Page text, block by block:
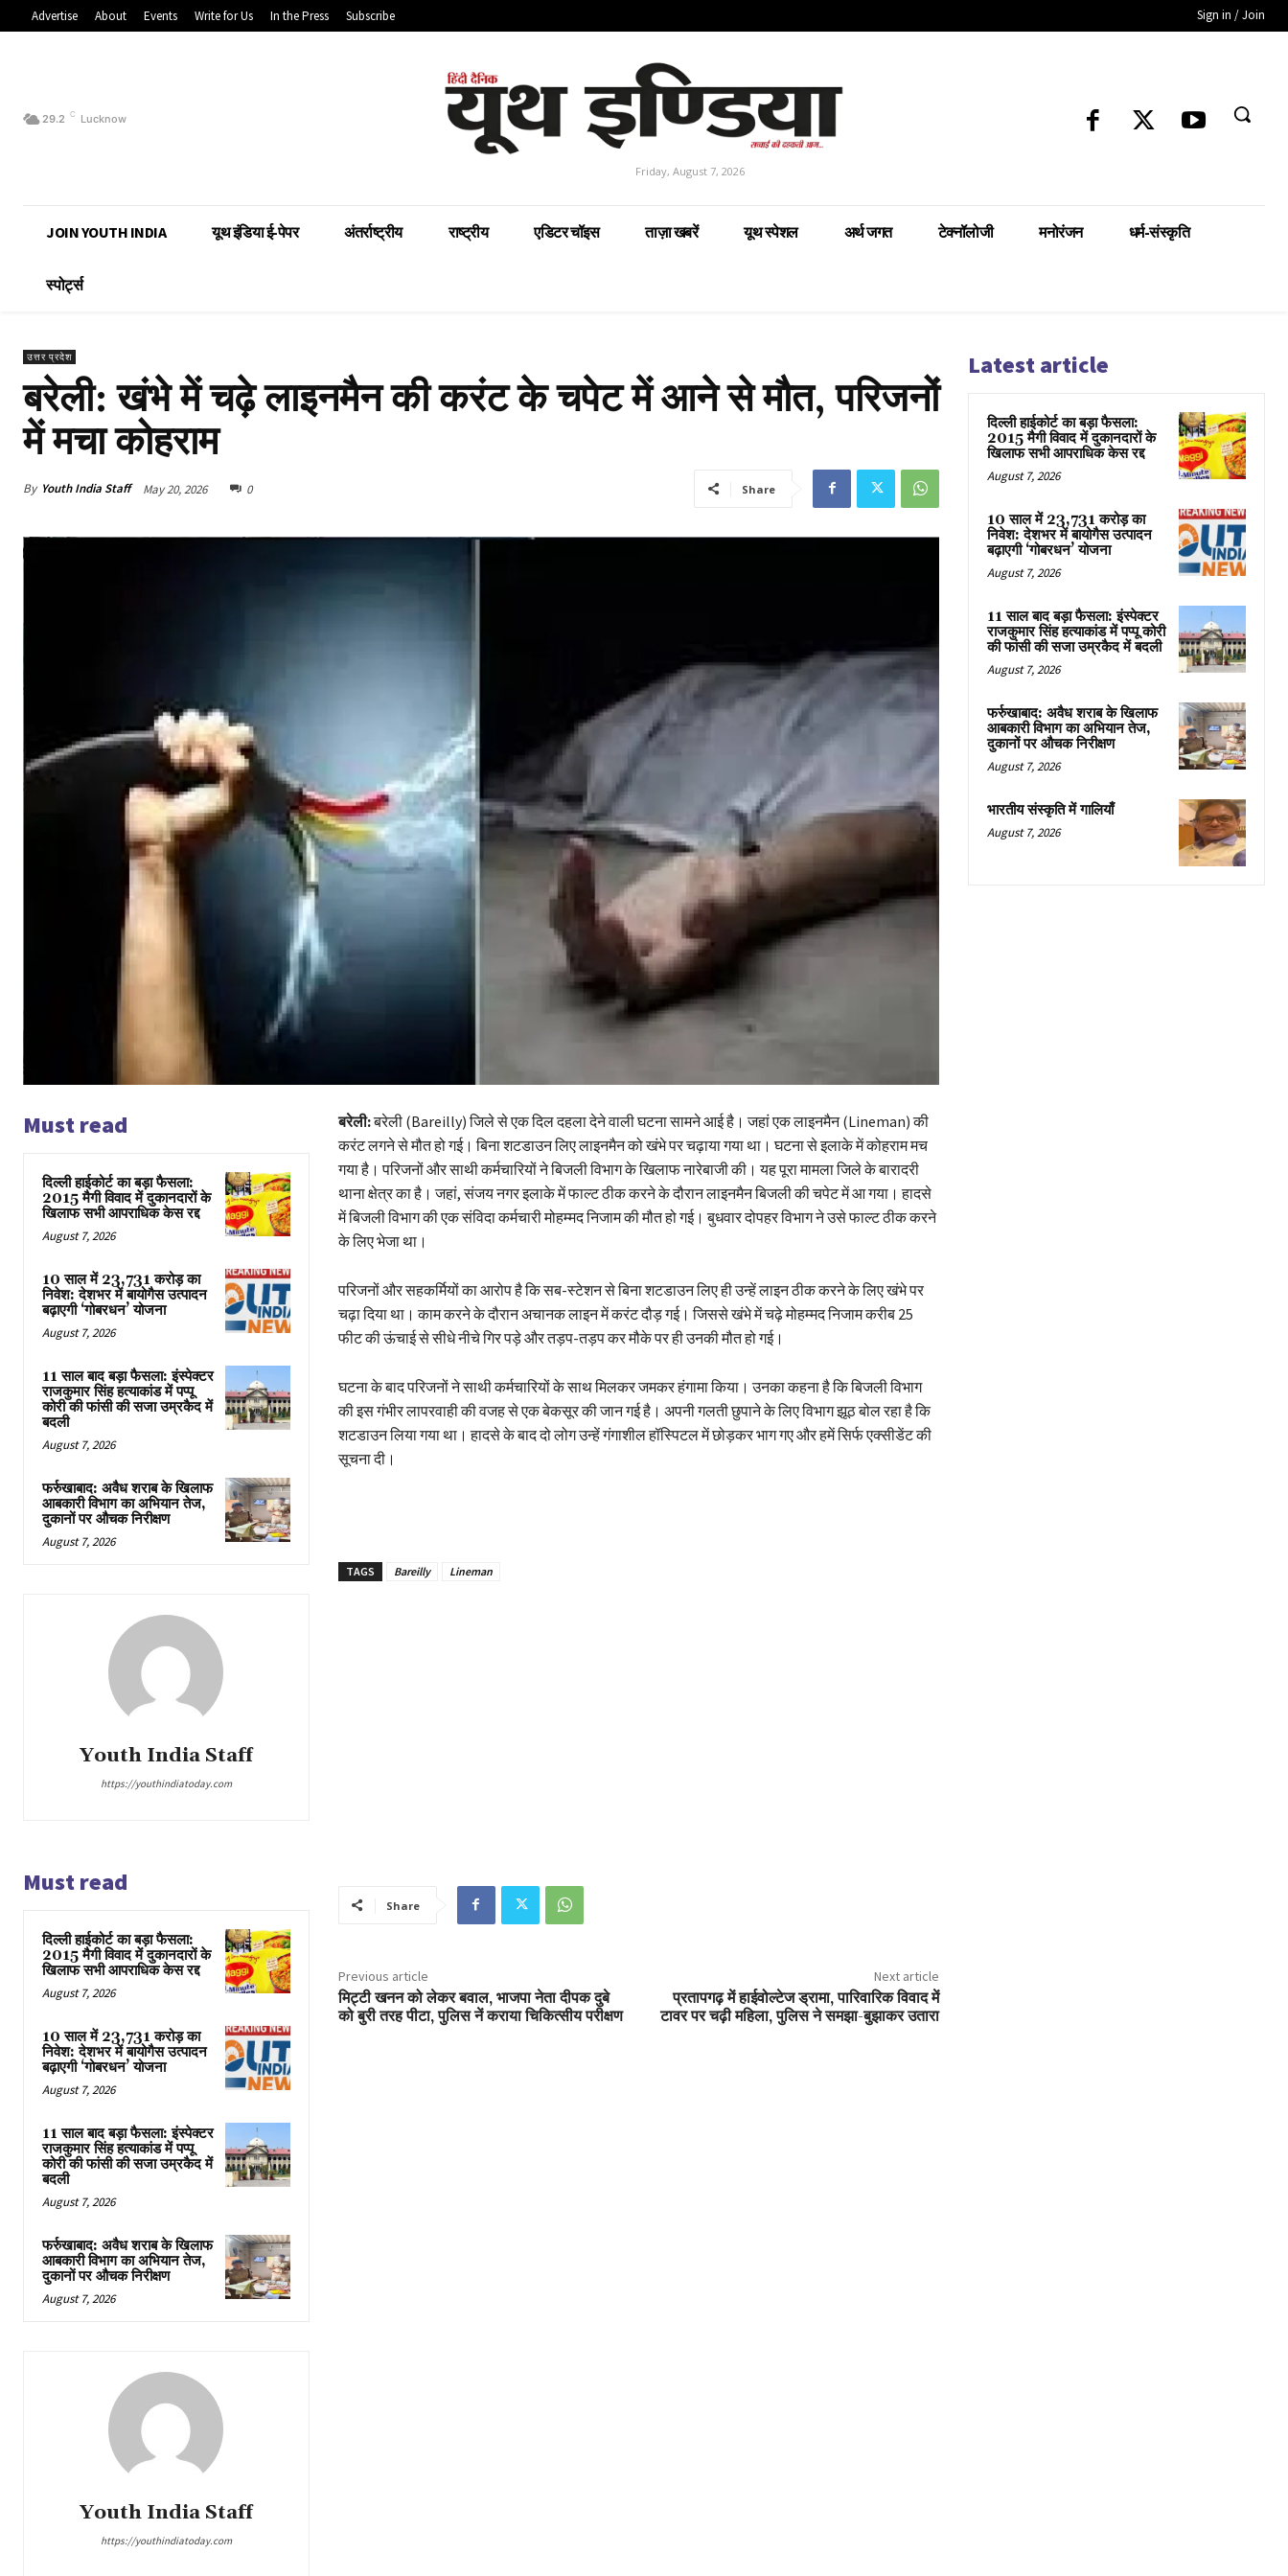
Advertise About Events Write for Us In the Press Subscribe Sign in / Join
29.2 C Lucknow
Friday, August 7, 2026
JOIN YOUTH INDIA यूथ इंडिया ई-पेपर अंतर्राष्ट्रीय राष्ट्रीय एडिटर चॉइस ताज़ा खबरें यूथ स्पेशल अर्थ जगत टेक्नॉलोजी मनोरंजन धर्म-संस्कृति
स्पोर्ट्स
उत्तर प्रदेश
बरेली: खंभे में चढ़े लाइनमैन की करंट के चपेट में आने से मौत, परिजनों
में मचा कोहराम
By Youth India Staff May 20, 2026 0 Share
Must read
दिल्ली हाईकोर्ट का बड़ा फैसला:
2015 मैगी विवाद में दुकानदारों के
खिलाफ सभी आपराधिक केस रद्द
August 7, 2026
10 साल में 23,731 करोड़ का
निवेश: देशभर में बायोगैस उत्पादन
बढ़ाएगी ‘गोबरधन’ योजना
August 7, 2026
11 साल बाद बड़ा फैसला: इंस्पेक्टर
राजकुमार सिंह हत्याकांड में पप्पू
कोरी की फांसी की सजा उम्रकैद में
बदली
August 7, 2026
फर्रुखाबाद: अवैध शराब के खिलाफ
आबकारी विभाग का अभियान तेज,
दुकानों पर औचक निरीक्षण
August 7, 2026
Youth India Staff
https://youthindiatoday.com
बरेली:बरेली (Bareilly) जिले से एक दिल दहला देने वाली घटना सामने आई है। जहां एक लाइनमैन (Lineman) की
करंट लगने से मौत हो गई। बिना शटडाउन लिए लाइनमैन को खंभे पर चढ़ाया गया था। घटना से इलाके में कोहराम मच
गया है। परिजनों और साथी कर्मचारियों ने बिजली विभाग के खिलाफ नारेबाजी की। यह पूरा मामला जिले के बारादरी
थाना क्षेत्र का है। जहां, संजय नगर इलाके में फाल्ट ठीक करने के दौरान लाइनमैन बिजली की चपेट में आ गया। हादसे
में बिजली विभाग की एक संविदा कर्मचारी मोहम्मद निजाम की मौत हो गई। बुधवार दोपहर विभाग ने उसे फाल्ट ठीक करने
के लिए भेजा था।
परिजनों और सहकर्मियों का आरोप है कि सब-स्टेशन से बिना शटडाउन लिए ही उन्हें लाइन ठीक करने के लिए खंभे पर
चढ़ा दिया था। काम करने के दौरान अचानक लाइन में करंट दौड़ गई। जिससे खंभे में चढ़े मोहम्मद निजाम करीब 25
फीट की ऊंचाई से सीधे नीचे गिर पड़े और तड़प-तड़प कर मौके पर ही उनकी मौत हो गई।
घटना के बाद परिजनों ने साथी कर्मचारियों के साथ मिलकर जमकर हंगामा किया। उनका कहना है कि बिजली विभाग
की इस गंभीर लापरवाही की वजह से एक बेकसूर की जान गई है। अपनी गलती छुपाने के लिए विभाग झूठ बोल रहा है कि
शटडाउन लिया गया था। हादसे के बाद दो लोग उन्हें गंगाशील हॉस्पिटल में छोड़कर भाग गए और हमें सिर्फ एक्सीडेंट की
सूचना दी।
TAGS Bareilly Lineman
Must read
दिल्ली हाईकोर्ट का बड़ा फैसला:
2015 मैगी विवाद में दुकानदारों के
खिलाफ सभी आपराधिक केस रद्द
August 7, 2026
10 साल में 23,731 करोड़ का
निवेश: देशभर में बायोगैस उत्पादन
बढ़ाएगी ‘गोबरधन’ योजना
August 7, 2026
11 साल बाद बड़ा फैसला: इंस्पेक्टर
राजकुमार सिंह हत्याकांड में पप्पू
कोरी की फांसी की सजा उम्रकैद में
बदली
August 7, 2026
फर्रुखाबाद: अवैध शराब के खिलाफ
आबकारी विभाग का अभियान तेज,
दुकानों पर औचक निरीक्षण
August 7, 2026
Youth India Staff
https://youthindiatoday.com
Share
Previous article
मिट्टी खनन को लेकर बवाल, भाजपा नेता दीपक दुबे
को बुरी तरह पीटा, पुलिस नें कराया चिकित्सीय परीक्षण
Next article
प्रतापगढ़ में हाईवोल्टेज ड्रामा, पारिवारिक विवाद में
टावर पर चढ़ी महिला, पुलिस ने समझा-बुझाकर उतारा
Latest article
दिल्ली हाईकोर्ट का बड़ा फैसला:
2015 मैगी विवाद में दुकानदारों के
खिलाफ सभी आपराधिक केस रद्द
August 7, 2026
10 साल में 23,731 करोड़ का
निवेश: देशभर में बायोगैस उत्पादन
बढ़ाएगी ‘गोबरधन’ योजना
August 7, 2026
11 साल बाद बड़ा फैसला: इंस्पेक्टर
राजकुमार सिंह हत्याकांड में पप्पू कोरी
की फांसी की सजा उम्रकैद में बदली
August 7, 2026
फर्रुखाबाद: अवैध शराब के खिलाफ
आबकारी विभाग का अभियान तेज,
दुकानों पर औचक निरीक्षण
August 7, 2026
भारतीय संस्कृति में गालियाँ
August 7, 2026